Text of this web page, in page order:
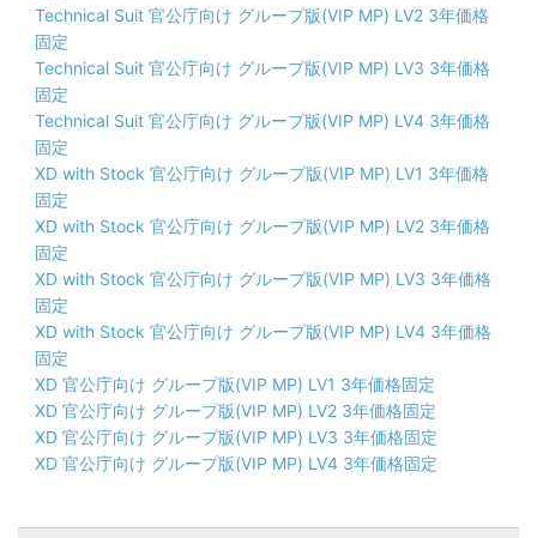
Technical Suit 官公庁向け グループ版(VIP MP) LV2 3年価格
固定
Technical Suit 官公庁向け グループ版(VIP MP) LV3 3年価格
固定
Technical Suit 官公庁向け グループ版(VIP MP) LV4 3年価格
固定
XD with Stock 官公庁向け グループ版(VIP MP) LV1 3年価格
固定
XD with Stock 官公庁向け グループ版(VIP MP) LV2 3年価格
固定
XD with Stock 官公庁向け グループ版(VIP MP) LV3 3年価格
固定
XD with Stock 官公庁向け グループ版(VIP MP) LV4 3年価格
固定
XD 官公庁向け グループ版(VIP MP) LV1 3年価格固定
XD 官公庁向け グループ版(VIP MP) LV2 3年価格固定
XD 官公庁向け グループ版(VIP MP) LV3 3年価格固定
XD 官公庁向け グループ版(VIP MP) LV4 3年価格固定